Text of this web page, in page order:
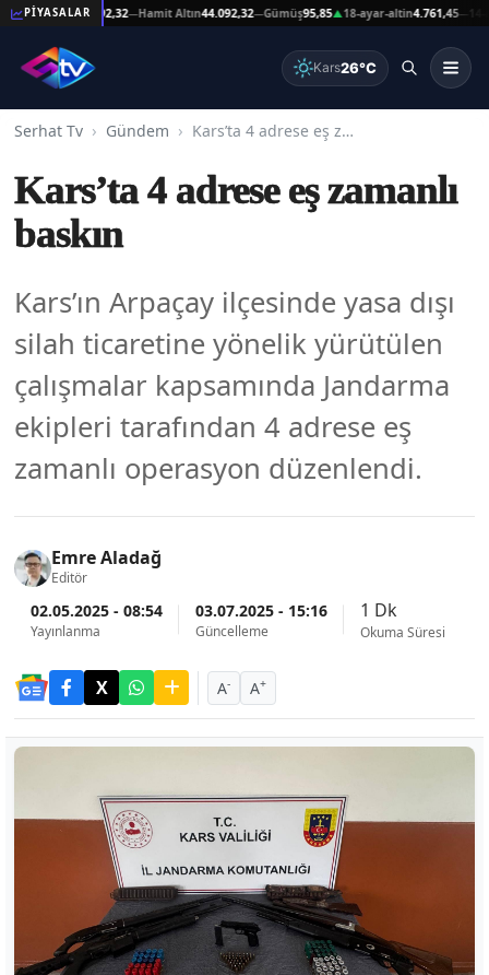
PİYASALAR
Altın44.092,32—Hamit Altın44.092,32—Gümüş95,85▲18-ayar-altin4.761,45—14-
Kars26°C
Serhat Tv Gündem Kars’ta 4 adrese eş zamanlı baskın
Kars’ta 4 adrese eş zamanlı
baskın
Kars’ın Arpaçay ilçesinde yasa dışı
silah ticaretine yönelik yürütülen
çalışmalar kapsamında Jandarma
ekipleri tarafından 4 adrese eş
zamanlı operasyon düzenlendi.
Emre Aladağ
Editör
02.05.2025 - 08:54
Yayınlanma
03.07.2025 - 15:16
Güncelleme
1 Dk
Okuma Süresi
A- A+